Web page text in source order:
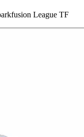
League TF